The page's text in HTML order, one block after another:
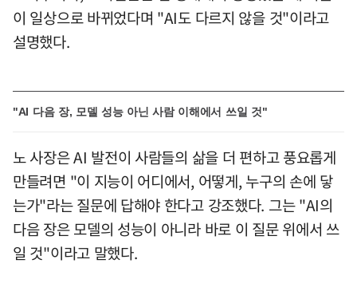
이 일상으로 바뀌었다며 "AI도 다르지 않을 것"이라고
설명했다.
"AI 다음 장, 모델 성능 아닌 사람 이해에서 쓰일 것"
노 사장은 AI 발전이 사람들의 삶을 더 편하고 풍요롭게
만들려면 "이 지능이 어디에서, 어떻게, 누구의 손에 닿
는가"라는 질문에 답해야 한다고 강조했다. 그는 "AI의
다음 장은 모델의 성능이 아니라 바로 이 질문 위에서 쓰
일 것"이라고 말했다.